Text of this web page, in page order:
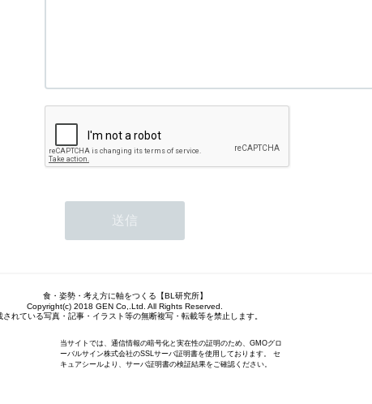
食・姿勢・考え方に軸をつくる【BL研究所】
Copyright(c) 2018 GEN Co,.Ltd. All Rights Reserved.
されている写真・記事・イラスト等の無断複写・転載等を禁止します。
当サイトでは、通信情報の暗号化と実在性の証明のため、GMOグロ
ーバルサイン株式会社のSSLサーバ証明書を使用しております。 セ
キュアシールより、サーバ証明書の検証結果をご確認ください。